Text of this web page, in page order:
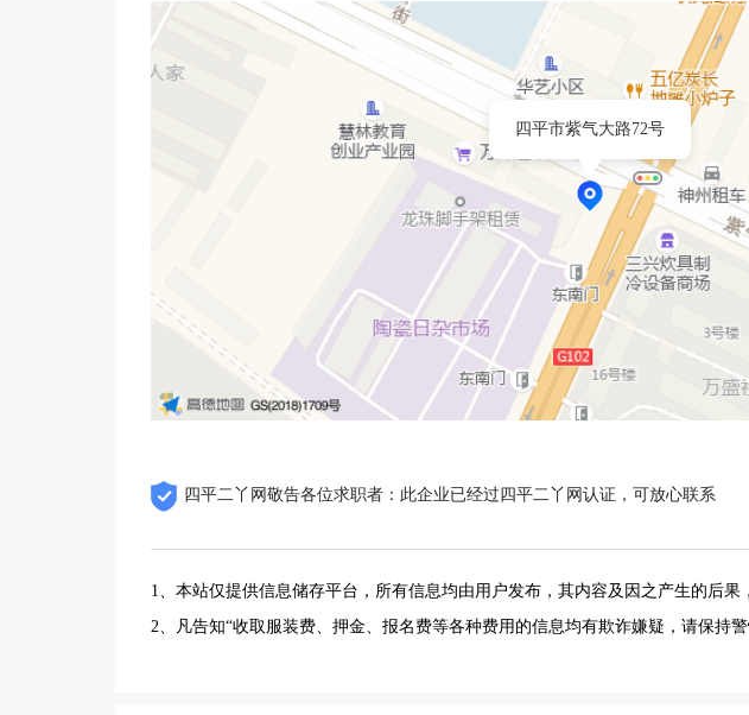
四平市紫气大路72号
四平二丫网敬告各位求职者：此企业已经过四平二丫网认证，可放心联系
1、本站仅提供信息储存平台，所有信息均由用户发布，其内容及因之产生的后果
2、凡告知“收取服装费、押金、报名费等各种费用的信息均有欺诈嫌疑，请保持警